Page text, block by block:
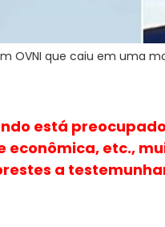
OVNI que caiu em uma
está
econômica, etc.,
a